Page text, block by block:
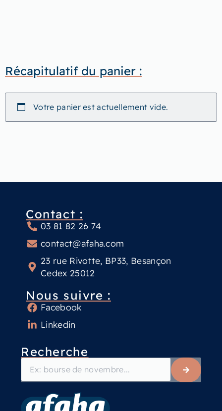
Récapitulatif du panier :
Votre panier est actuellement vide.
Recherche
Contact :
03 81 82 26 74
contact@afaha.com
23 rue Rivotte, BP33, Besançon
Cedex 25012
Nous suivre :
Facebook
Linkedin